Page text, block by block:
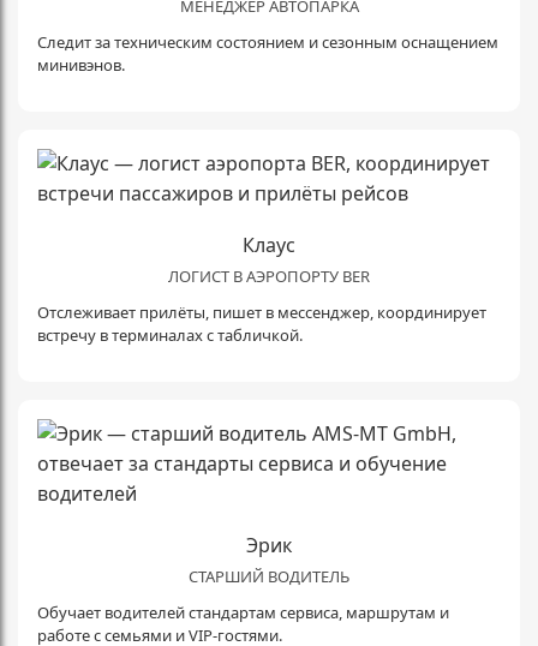
МЕНЕДЖЕР АВТОПАРКА
Следит за техническим состоянием и сезонным оснащением
минивэнов.
Клаус
ЛОГИСТ В АЭРОПОРТУ BER
Отслеживает прилёты, пишет в мессенджер, координирует
встречу в терминалах с табличкой.
Эрик
СТАРШИЙ ВОДИТЕЛЬ
Обучает водителей стандартам сервиса, маршрутам и
работе с семьями и VIP-гостями.